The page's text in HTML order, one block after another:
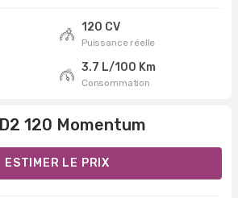
120 CV
Puissance réelle
3.7 L/100 Km
Consommation
120 Momentum
ESTIMER LE PRIX